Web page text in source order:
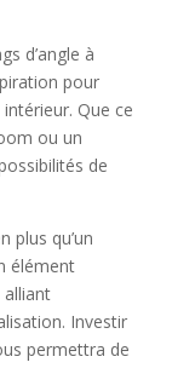
d’angle à
pour
Que ce
ou un
de
plus qu’un
élément
alliant
Investir
permettra de